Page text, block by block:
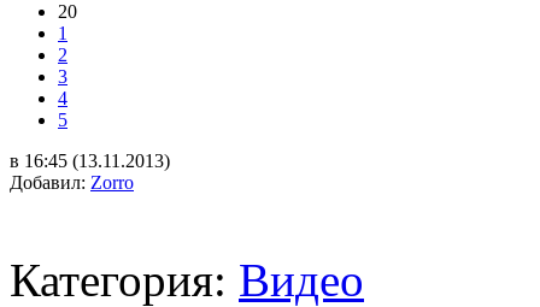
20
1
2
3
4
5
в 16:45 (13.11.2013)
Добавил: Zorro
Категория: Видео